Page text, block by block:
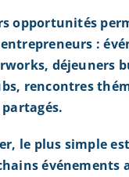
opportunités
:
déjeuners
rencontres
le plus simple
événements